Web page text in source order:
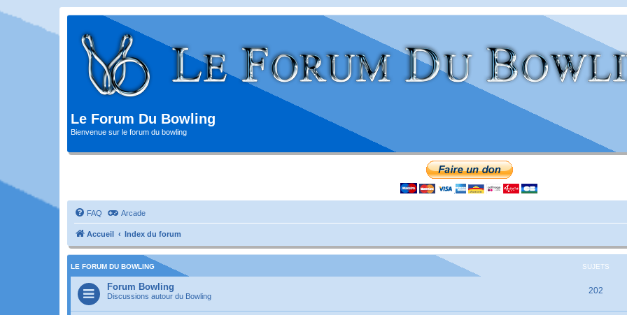
Le Forum Du Bowling
Bienvenue sur le forum du bowling
FAQ Arcade
Accueil Index du forum
LE FORUM DU BOWLING SUJETS
Forum Bowling
Discussions autour du Bowling
202